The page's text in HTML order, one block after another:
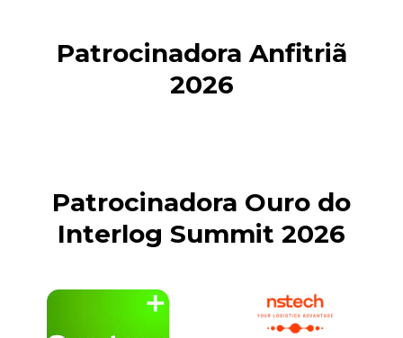
Patrocinadora Anfitriã
2026
Patrocinadora Ouro do
Interlog Summit 2026